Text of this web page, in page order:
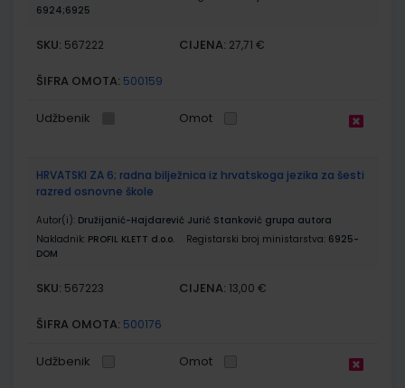
6924;6925
SKU: 567222 CIJENA: 27,71 €
ŠIFRA OMOTA: 500159
Udžbenik Omot
HRVATSKI ZA 6; radna bilježnica iz hrvatskoga jezika za šesti
razred osnovne škole
Autor(i): Družijanić-Hajdarević Jurić Stanković grupa autora
Nakladnik: PROFIL KLETT d.o.o. Registarski broj ministarstva: 6925-
DOM
SKU: 567223 CIJENA: 13,00 €
ŠIFRA OMOTA: 500176
Udžbenik Omot